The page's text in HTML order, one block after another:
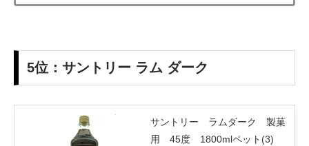
5位：サントリー ラム ダーク
サントリー ラムダーク 製菓
用 45度 1800mlペット(3)